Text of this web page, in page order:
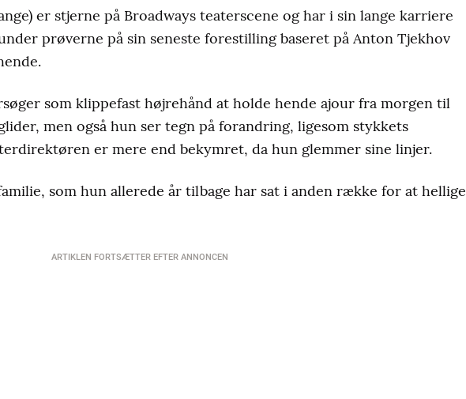
er stjerne på Broadways teaterscene og har i sin lange karriere
prøverne på sin seneste forestilling baseret på Anton Tjekhov
som klippefast højrehånd at holde hende ajour fra morgen til
men også hun ser tegn på forandring, ligesom stykkets
er mere end bekymret, da hun glemmer sine linjer.
som hun allerede år tilbage har sat i anden række for at hellige
ARTIKLEN FORTSÆTTER EFTER ANNONCEN